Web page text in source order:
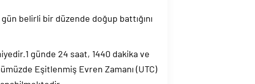
gün belirli bir düzende doğup battığını
günde 24 saat, 1440 dakika ve
Eşitlenmiş Evren Zamanı (UTC)